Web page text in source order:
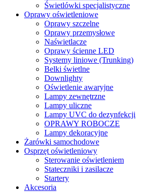
Świetlówki specjalistyczne
Oprawy oświetleniowe
Oprawy szczelne
Oprawy przemysłowe
Naświetlacze
Oprawy ścienne LED
Systemy liniowe (Trunking)
Belki świetlne
Downlighty
Oświetlenie awaryjne
Lampy zewnętrzne
Lampy uliczne
Lampy UVC do dezynfekcji
OPRAWY ROBOCZE
Lampy dekoracyjne
Żarówki samochodowe
Osprzęt oświetleniowy
Sterowanie oświetleniem
Stateczniki i zasilacze
Startery
Akcesoria